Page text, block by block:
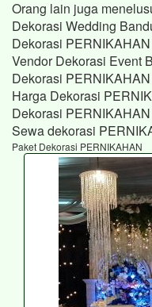
Orang lain juga
Dekorasi Wedding
Dekorasi
Vendor Dekorasi Event
Dekorasi
Harga Dekorasi
Dekorasi
Sewa dekorasi
Paket Dekorasi PERNIKAHAN